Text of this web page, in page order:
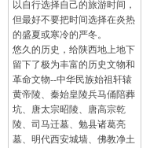
以自行选择自己的旅游时间，
但最好不要把时间选择在炎热
的盛夏或寒冷的严冬。
悠久的历史，给陕西地上地下
留下了极为丰富的历史文物和
革命文物--中华民族始祖轩辕
黄帝陵、秦始皇陵兵马俑陪葬
坑、唐太宗昭陵、唐高宗乾
陵、司马迁墓、勉县诸葛亮
墓、明代西安城墙、佛教净土